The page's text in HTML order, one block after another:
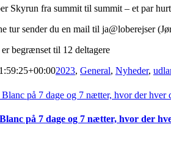
Skyrun fra summit til summit – et par
tur sender du en mail til ja@loberejser
begrænset til 12 deltagere
2023, General, Nyheder,
på 7 dage og 7 nætter, hvor der